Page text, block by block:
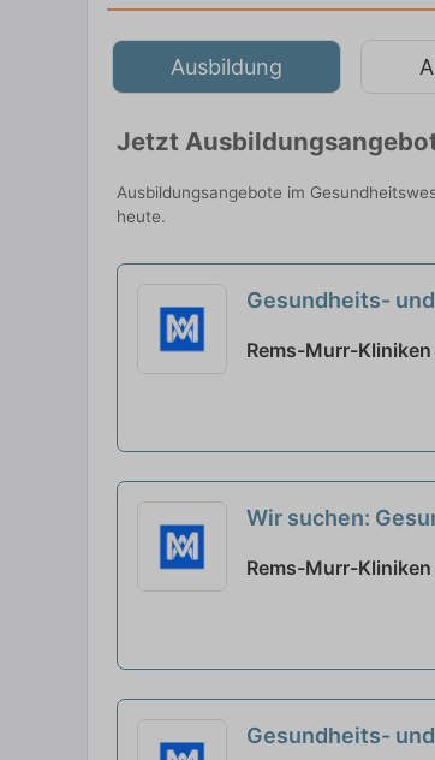
Ausbildung
Jetzt
Ausbildungsangebote im
heute.
Gesundheits-
Rems-Murr-
Wir suchen:
Rems-Murr-
Gesundheits-